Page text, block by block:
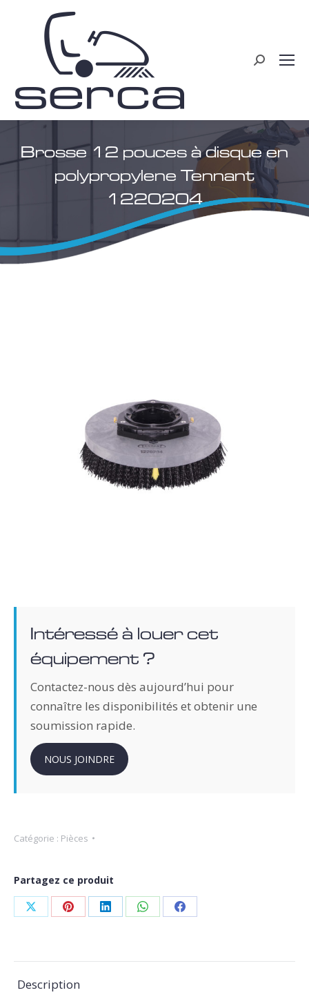
Recherche
Brosse 12 pouces à disque en
polypropylene Tennant
1220204
Intéressé à louer cet
équipement ?
Contactez-nous dès aujourd’hui pour
connaître les disponibilités et obtenir une
soumission rapide.
NOUS JOINDRE
Catégorie : Pièces
Partagez ce produit
Partager
X
Partager
Pinterest
Partager
LinkedIn
Partager
WhatsApp
Partager
Facebook
Description